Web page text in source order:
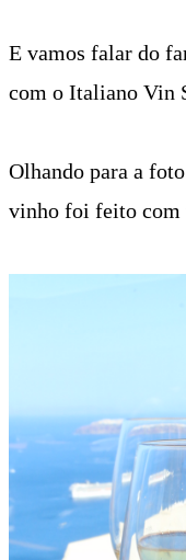
E vamos falar do
com o Italiano Vin
Olhando para a
vinho foi feito com